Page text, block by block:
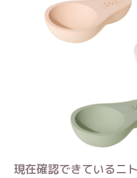
現在確認できているニ